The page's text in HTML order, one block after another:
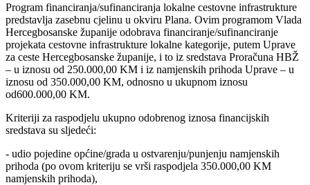
Program financiranja/sufinanciranja lokalne cestovne infrastrukture
predstavlja zasebnu cjelinu u okviru Plana. Ovim programom Vlada
Hercegbosanske županije odobrava financiranje/sufinanciranje
projekata cestovne infrastrukture lokalne kategorije, putem Uprave
za ceste Hercegbosanske županije, i to iz sredstava Proračuna HBŽ
– u iznosu od 250.000,00 KM i iz namjenskih prihoda Uprave – u
iznosu od 350.000,00 KM, odnosno u ukupnom iznosu
od600.000,00 KM.
Kriteriji za raspodjelu ukupno odobrenog iznosa financijskih
sredstava su sljedeći:
- udio pojedine općine/grada u ostvarenju/punjenju namjenskih
prihoda (po ovom kriteriju se vrši raspodjela 350.000,00 KM
namjenskih prihoda),